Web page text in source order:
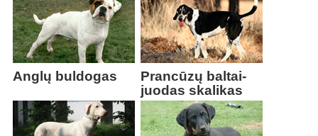
Anglų buldogas
Prancūzų baltai-
juodas skalikas